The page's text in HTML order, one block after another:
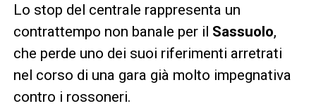
Lo stop del centrale rappresenta un
contrattempo non banale per il Sassuolo,
che perde uno dei suoi riferimenti arretrati
nel corso di una gara già molto impegnativa
contro i rossoneri.